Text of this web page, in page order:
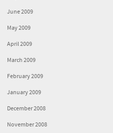
June 2009
May 2009
April 2009
March 2009
February 2009
January 2009
December 2008
November 2008